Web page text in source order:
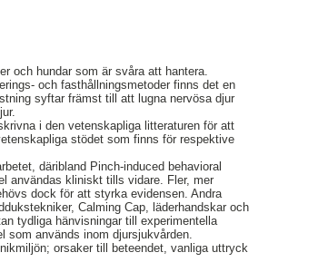
och hundar som är svåra att hantera.
och fasthållningsmetoder finns det en
syftar främst till att lugna nervösa djur
i den vetenskapliga litteraturen för att
stödet som finns för respektive
däribland Pinch-induced behavioral
användas kliniskt tills vidare. Fler, mer
dock för att styrka evidensen. Andra
Calming Cap, läderhandskar och
tydliga hänvisningar till experimentella
som används inom djursjukvården.
orsaker till beteendet, vanliga uttryck